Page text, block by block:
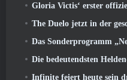
Gloria Victis‘ erster
The Duelo jetzt in der
Das Sonderprogramm „Neverness To Everness“
Die bedeutendsten
Infinite feiert heute sein drittes